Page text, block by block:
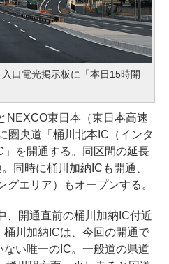
口電光掲示板に「本日15時開
東日本（東日本高速
圏央道「桶川北本IC（インタ
を開通する。同区間の延長
同時に桶川加納ICも開通、
エリア）もオープンする。
開通直前の桶川加納IC付近
川加納ICは、今回の開通で
い唯一のIC。一般道の県道